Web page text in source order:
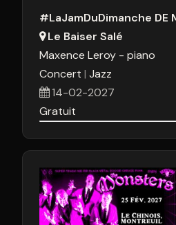
#LaJamDuDimanche DE
Le Baiser Salé
Maxence Leroy - piano
Concert Jazz
14-02-2027
Gratuit